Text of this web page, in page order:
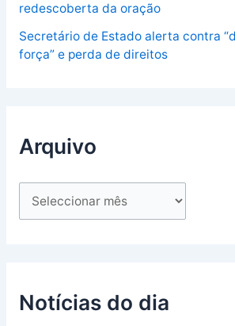
redescoberta da oração
Secretário de Estado alerta contra
força” e perda de direitos
Arquivo
Notícias do dia